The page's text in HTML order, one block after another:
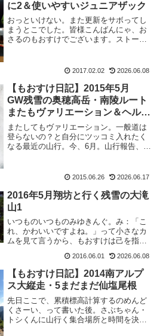
に2＆使いやすいジュニアザック
おっといけない。また更新をサボってし
まうとこでした。皆様こんばんにゃ、お
さるのもおすけでございます。ストーブ
つかせますよっ！頑張って追いつかせま
2017.02.02 2026.06.08
【もおすけ日記】2015年5月
GW残雪の奥穂高岳・南陵ルート
またもヴァリエーション＆ヘルメ
ット考
またしてもヴァリエーション。一般道は
登らないの？と自分にツッコミ入れたく
なる最近の山行。今、6月。山行報告、5
いもおすけです、皆様こんばんにゃ。早
2015.06.26 2026.06.17
2016年5月翔坊と行く残雪の大滝
山1
いつものいつものみゆきんぐ。み：「こ
れ、かわいいですよね。」って小さなカ
ムを見て言うから、もおすけは己を指し
れ顔でみ：「アーハイハイ カワイイカ
ワイイ。」って、吐き捨てるように言う
んですよ！？皆さんどう思...
2016.06.01 2026.06.08
【もおすけ日記】2014南アルプ
ス大縦走・5まだまだ仙塩尾根
先日ここで、累積標高計算するのめんど
くさーい、って書いた後。さぶちゃん・
トシくんに山行く集合場所と時間を決め